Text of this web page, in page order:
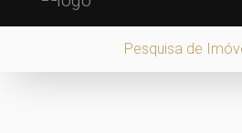
Pesquisa de